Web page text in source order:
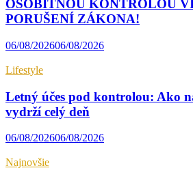
OSOBITNOU KONTROLOU
PORUŠENÍ ZÁKONA!
06/08/202606/08/2026
Lifestyle
Letný účes pod kontrolou: Ako
vydrží celý deň
06/08/202606/08/2026
Najnovšie